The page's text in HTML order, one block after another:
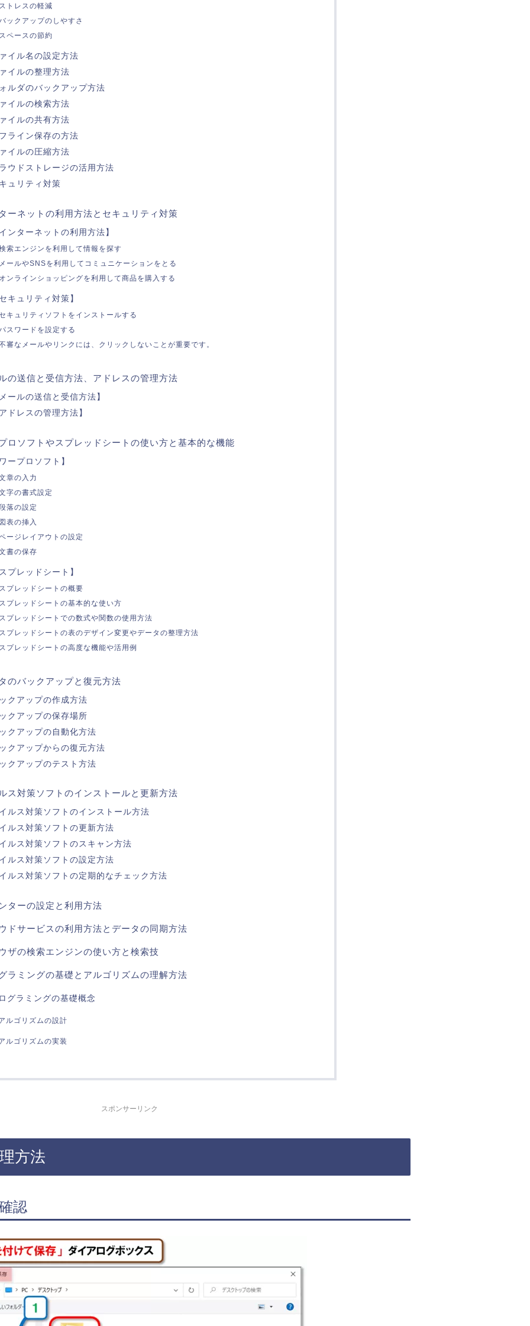
ストレスの軽減
ックアップのしやすさ
スペースの節約
イル名の設定方法
イルの整理方法
ルダのバックアップ方法
イルの検索方法
イルの共有方法
ライン保存の方法
イルの圧縮方法
ウドストレージの活用方法
ュリティ対策
ーネットの利用方法とセキュリティ対策
インターネットの利用方法】
索エンジンを利用して情報を探す
メールやSNSを利用してコミュニケーションをとる
オンラインショッピングを利用して商品を購入する
セキュリティ対策】
セキュリティソフトをインストールする
パスワードを設定する
審なメールやリンクには、クリックしないことが重要です。
の送信と受信方法、アドレスの管理方法
メールの送信と受信方法】
アドレスの管理方法】
ロソフトやスプレッドシートの使い方と基本的な機能
ワープロソフト】
章の入力
字の書式設定
落の設定
図表の挿入
ージレイアウトの設定
書の保存
スプレッドシート】
スプレッドシートの概要
スプレッドシートの基本的な使い方
スプレッドシートでの数式や関数の使用方法
スプレッドシートの表のデザイン変更やデータの整理方法
スプレッドシートの高度な機能や活用例
のバックアップと復元方法
クアップの作成方法
クアップの保存場所
クアップの自動化方法
クアップからの復元方法
クアップのテスト方法
ス対策ソフトのインストールと更新方法
ルス対策ソフトのインストール方法
ルス対策ソフトの更新方法
ルス対策ソフトのスキャン方法
ルス対策ソフトの設定方法
ルス対策ソフトの定期的なチェック方法
ターの設定と利用方法
ドサービスの利用方法とデータの同期方法
ザの検索エンジンの使い方と検索技
ラミングの基礎とアルゴリズムの理解方法
グラミングの基礎概念
ルゴリズムの設計
ルゴリズムの実装
スポンサーリンク
方法
認